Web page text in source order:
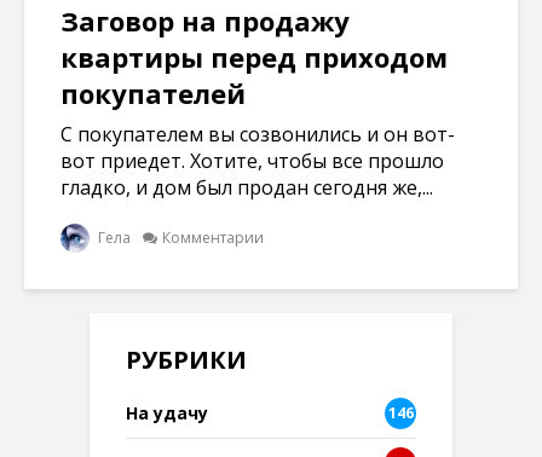
Заговор на продажу
квартиры перед приходом
покупателей
С покупателем вы созвонились и он вот-
вот приедет. Хотите, чтобы все прошло
гладко, и дом был продан сегодня же,...
Гела Комментарии
РУБРИКИ
На удачу 146